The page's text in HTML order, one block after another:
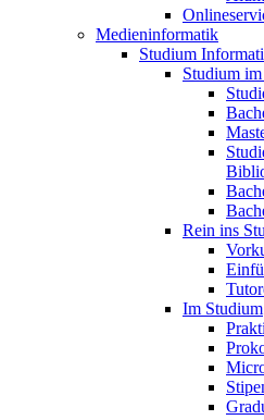
Medieninformatik
Studium
Studium
Rein ins
Im Studium